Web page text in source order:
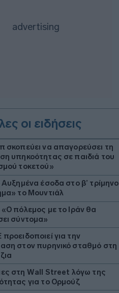
οι ειδήσεις
σκοπεύει να απαγορεύσει τη
υπηκοότητας σε παιδιά του
τοκετού»
έσοδα στο β’ τρίμηνο
το Μουντιάλ
πόλεμος με το Ιράν θα
σύντομα»
για την
στον πυρηνικό σταθμό στη
στη Wall Street λόγω της
για το Ορμούζ